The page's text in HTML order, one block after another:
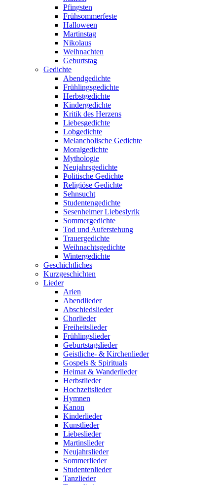
Pfingsten
Frühsommerfeste
Halloween
Martinstag
Nikolaus
Weihnachten
Geburtstag
Gedichte
Abendgedichte
Frühlingsgedichte
Herbstgedichte
Kindergedichte
Kritik des Herzens
Liebesgedichte
Lobgedichte
Melancholische Gedichte
Moralgedichte
Mythologie
Neujahrsgedichte
Politische Gedichte
Religiöse Gedichte
Sehnsucht
Studentengedichte
Sesenheimer Liebeslyrik
Sommergedichte
Tod und Auferstehung
Trauergedichte
Weihnachtsgedichte
Wintergedichte
Geschichtliches
Kurzgeschichten
Lieder
Arien
Abendlieder
Abschiedslieder
Chorlieder
Freiheitslieder
Frühlingslieder
Geburtstagslieder
Geistliche- & Kirchenlieder
Gospels & Spirituals
Heimat & Wanderlieder
Herbstlieder
Hochzeitslieder
Hymnen
Kanon
Kinderlieder
Kunstlieder
Liebeslieder
Martinslieder
Neujahrslieder
Sommerlieder
Studentenlieder
Tanzlieder